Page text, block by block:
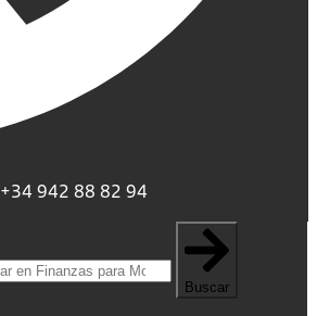
+34 942 88 82 94
Buscar